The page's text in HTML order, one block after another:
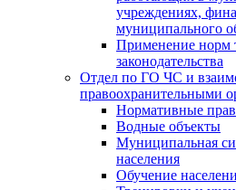
учреждениях,
муниципального
Применение норм
законодательства
Отдел по ГО ЧС и
правоохранительными
Нормативные
Водные объекты
Муниципальная
населения
Обучение